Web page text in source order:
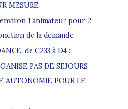
MESURE
1 animateur pour 2
de la demande
de C233 à D4 :
PAS DE SEJOURS
AUTONOMIE POUR LE